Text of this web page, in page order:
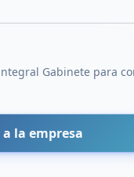
Gabinete para
la empresa